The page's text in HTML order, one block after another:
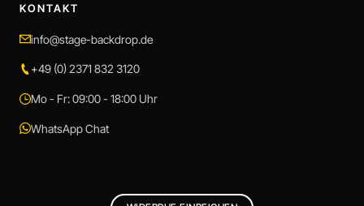
KONTAKT
info@stage-backdrop.de
+49 (0) 2371 832 3120
Mo - Fr: 09:00 - 18:00 Uhr
WhatsApp Chat